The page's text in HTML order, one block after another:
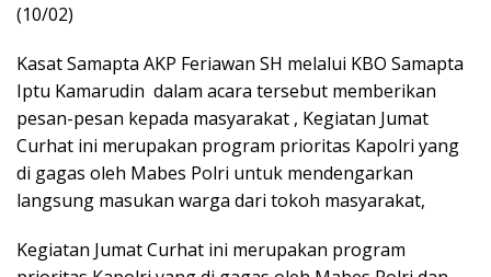
(10/02)
Kasat Samapta AKP Feriawan SH melalui KBO Samapta
Iptu Kamarudin dalam acara tersebut memberikan
pesan-pesan kepada masyarakat , Kegiatan Jumat
Curhat ini merupakan program prioritas Kapolri yang
di gagas oleh Mabes Polri untuk mendengarkan
langsung masukan warga dari tokoh masyarakat,
Kegiatan Jumat Curhat ini merupakan program